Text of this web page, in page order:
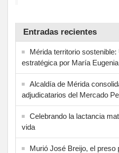
Entradas recientes
Mérida territorio
estratégica por María
Alcaldía de Mérida
adjudicatarios del Mercado
Celebrando la lactancia
vida
Murió José Breijo, el preso